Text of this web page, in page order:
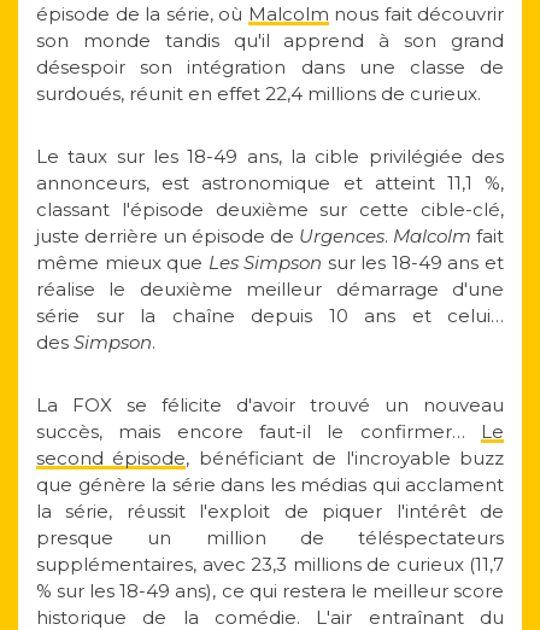
épisode de la série, où Malcolm nous fait découvrir
son monde tandis qu'il apprend à son grand
désespoir son intégration dans une classe de
surdoués, réunit en effet 22,4 millions de curieux.
Le taux sur les 18-49 ans, la cible privilégiée des
annonceurs, est astronomique et atteint 11,1 %,
classant l'épisode deuxième sur cette cible-clé,
juste derrière un épisode de Urgences. Malcolm fait
même mieux que Les Simpson sur les 18-49 ans et
réalise le deuxième meilleur démarrage d'une
série sur la chaîne depuis 10 ans et celui…
des Simpson.
La FOX se félicite d'avoir trouvé un nouveau
succès, mais encore faut-il le confirmer… Le
second épisode, bénéficiant de l'incroyable buzz
que génère la série dans les médias qui acclament
la série, réussit l'exploit de piquer l'intérêt de
presque un million de téléspectateurs
supplémentaires, avec 23,3 millions de curieux (11,7
% sur les 18-49 ans), ce qui restera le meilleur score
historique de la comédie. L'air entraînant du